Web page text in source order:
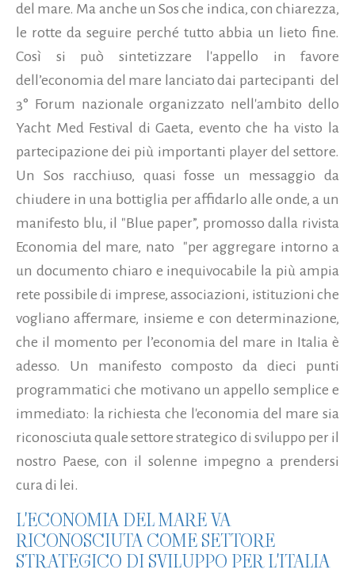
del mare. Ma anche un Sos che indica, con chiarezza,
le rotte da seguire perché tutto abbia un lieto fine.
Così si può sintetizzare l'appello in favore
dell’economia del mare lanciato dai partecipanti del
3° Forum nazionale organizzato nell'ambito dello
Yacht Med Festival di Gaeta, evento che ha visto la
partecipazione dei più importanti player del settore.
Un Sos racchiuso, quasi fosse un messaggio da
chiudere in una bottiglia per affidarlo alle onde, a un
manifesto blu, il "Blue paper”, promosso dalla rivista
Economia del mare, nato "per aggregare intorno a
un documento chiaro e inequivocabile la più ampia
rete possibile di imprese, associazioni, istituzioni che
vogliano affermare, insieme e con determinazione,
che il momento per l’economia del mare in Italia è
adesso. Un manifesto composto da dieci punti
programmatici che motivano un appello semplice e
immediato: la richiesta che l'economia del mare sia
riconosciuta quale settore strategico di sviluppo per il
nostro Paese, con il solenne impegno a prendersi
cura di lei.
L'ECONOMIA DEL MARE VA
RICONOSCIUTA COME SETTORE
STRATEGICO DI SVILUPPO PER L'ITALIA